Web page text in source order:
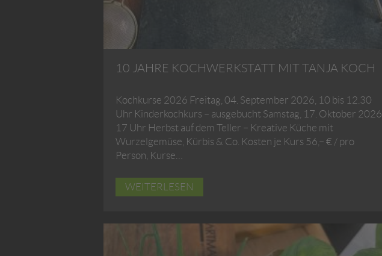
10 JAHRE KOCHWERKSTATT MIT TANJA KOCH
Kochkurse 2026 Freitag, 04. September 2026, 10 bis 12.30
Uhr Kinderkochkurs – ausgebucht Samstag, 17. Oktober 2026,
17 Uhr Herbst auf dem Teller – Kreative Küche mit
Wurzelgemüse, Kürbis & Co. Kosten je Kurs 56,– € / pro
Person, Kurse…
WEITERLESEN